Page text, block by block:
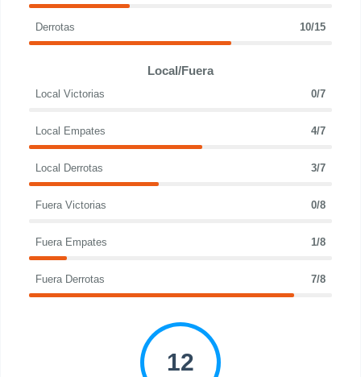
Derrotas 10/15
Local/Fuera
Local Victorias 0/7
Local Empates 4/7
Local Derrotas 3/7
Fuera Victorias 0/8
Fuera Empates 1/8
Fuera Derrotas 7/8
12